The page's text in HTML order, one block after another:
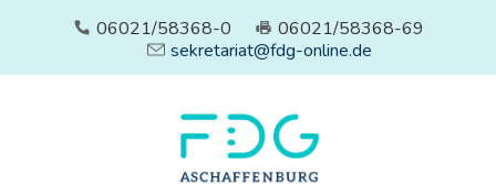
06021/58368-0
06021/58368-69
sekretariat@fdg-online.de